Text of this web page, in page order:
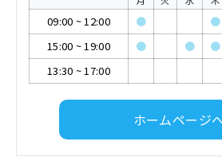
09:00 ~12:00 ● ●
15:00 ~19:00 ● ● ●
13:30 ~17:00
ホームページ